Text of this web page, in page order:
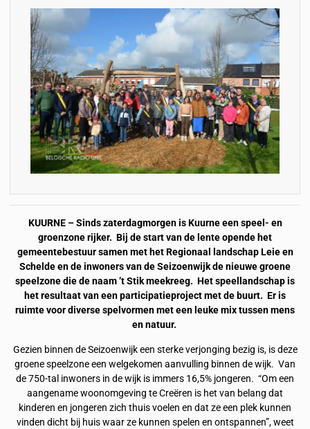
KUURNE – Sinds zaterdagmorgen is Kuurne een speel- en
groenzone rijker. Bij de start van de lente opende het
gemeentebestuur samen met het Regionaal landschap Leie en
Schelde en de inwoners van de Seizoenwijk de nieuwe groene
speelzone die de naam ’t Stik meekreeg. Het speellandschap is
het resultaat van een participatieproject met de buurt. Er is
ruimte voor diverse spelvormen met een leuke mix tussen mens
en natuur.
Gezien binnen de Seizoenwijk een sterke verjonging bezig is, is deze
groene speelzone een welgekomen aanvulling binnen de wijk. Van
de 750-tal inwoners in de wijk is immers 16,5% jongeren. “Om een
aangename woonomgeving te Creëren is het van belang dat
kinderen en jongeren zich thuis voelen en dat ze een plek kunnen
vinden dicht bij huis waar ze kunnen spelen en ontspannen”, weet